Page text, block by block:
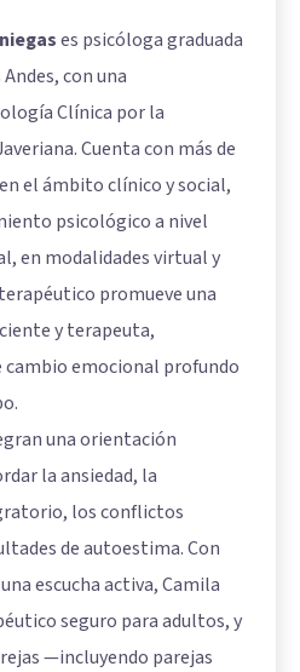
es psicóloga graduada
con una
Clínica por la
Cuenta con más de
el ámbito clínico y social,
psicológico a nivel
en modalidades virtual y
promueve una
y terapeuta,
emocional profundo
una orientación
la ansiedad, la
los conflictos
de autoestima. Con
escucha activa, Camila
seguro para adultos, y
—incluyendo parejas